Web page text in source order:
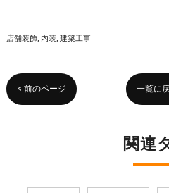
店舗装飾 内装 建築工事
< 前のページ 一覧に
関連